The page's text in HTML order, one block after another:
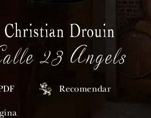
23 Angels
Recomendar